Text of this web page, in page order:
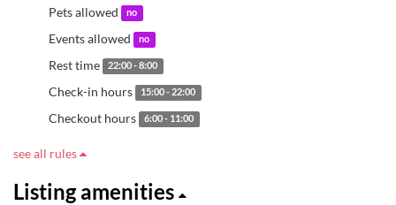
Pets allowed no
Events allowed no
Rest time 22:00 - 8:00
Check-in hours 15:00 - 22:00
Checkout hours 6:00 - 11:00
see all rules
Listing amenities